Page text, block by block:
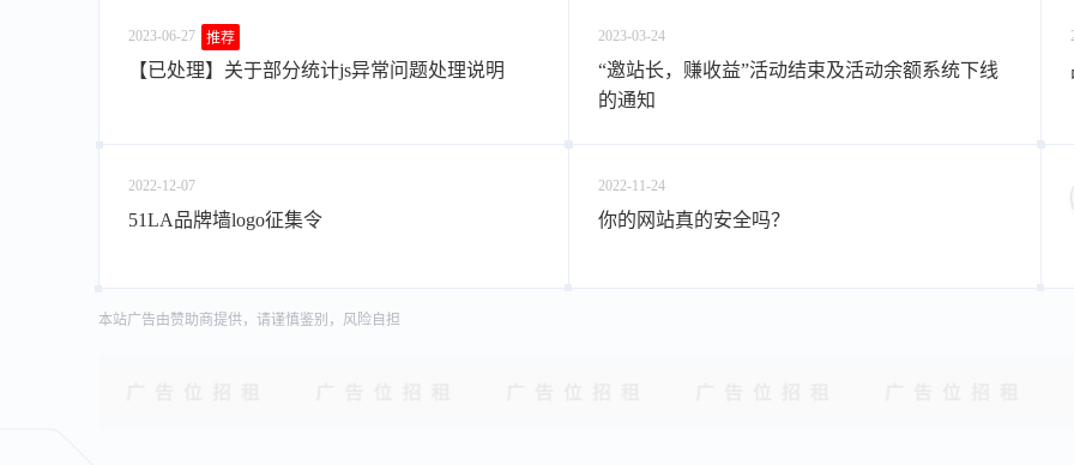
2023-06-27 推荐
【已处理】关于部分统计js异常问题处理说明
2023-03-24
“邀站长，赚收益”活动结束及活动余额系统下线
的通知
2022-12-07
51LA品牌墙logo征集令
2022-11-24
你的网站真的安全吗？
本站广告由赞助商提供，请谨慎鉴别，风险自担